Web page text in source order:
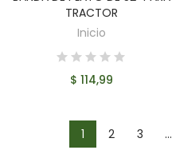
TRACTOR
Inicio
$ 114,99
1 2 3 …